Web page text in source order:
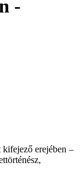
-
kifejező erejében –